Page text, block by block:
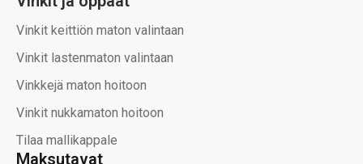
Maksutavat
Vinkit keittiön maton valintaan
Vinkit lastenmaton valintaan
Vinkkejä maton hoitoon
Vinkit nukkamaton hoitoon
Tilaa mallikappale